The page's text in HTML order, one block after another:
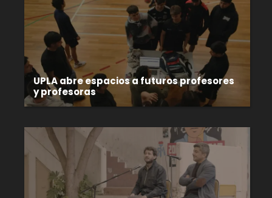
UPLA abre espacios a futuros profesores
y profesoras